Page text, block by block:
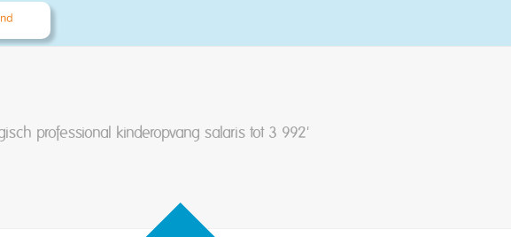
professional kinderopvang salaris tot 3 992'